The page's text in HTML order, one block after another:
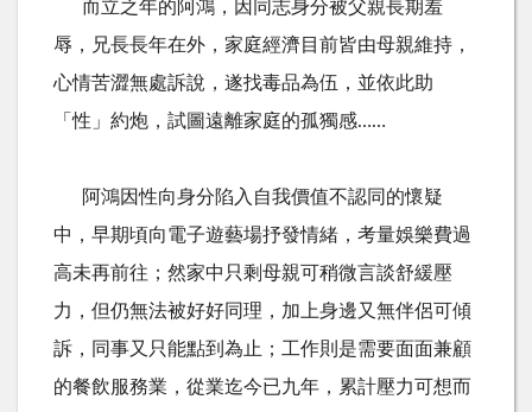
而立之年的阿鴻，因同志身分被父親長期羞
辱，兄長長年在外，家庭經濟目前皆由母親維持，
心情苦澀無處訴說，遂找毒品為伍，並依此助
「性」約炮，試圖遠離家庭的孤獨感……
阿鴻因性向身分陷入自我價值不認同的懷疑
中，早期頃向電子遊藝場抒發情緒，考量娛樂費過
高未再前往；然家中只剩母親可稍微言談舒緩壓
力，但仍無法被好好同理，加上身邊又無伴侶可傾
訴，同事又只能點到為止；工作則是需要面面兼顧
的餐飲服務業，從業迄今已九年，累計壓力可想而